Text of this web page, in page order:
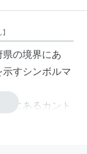
】
の境界にあ
すシンボルマ
にあるカント